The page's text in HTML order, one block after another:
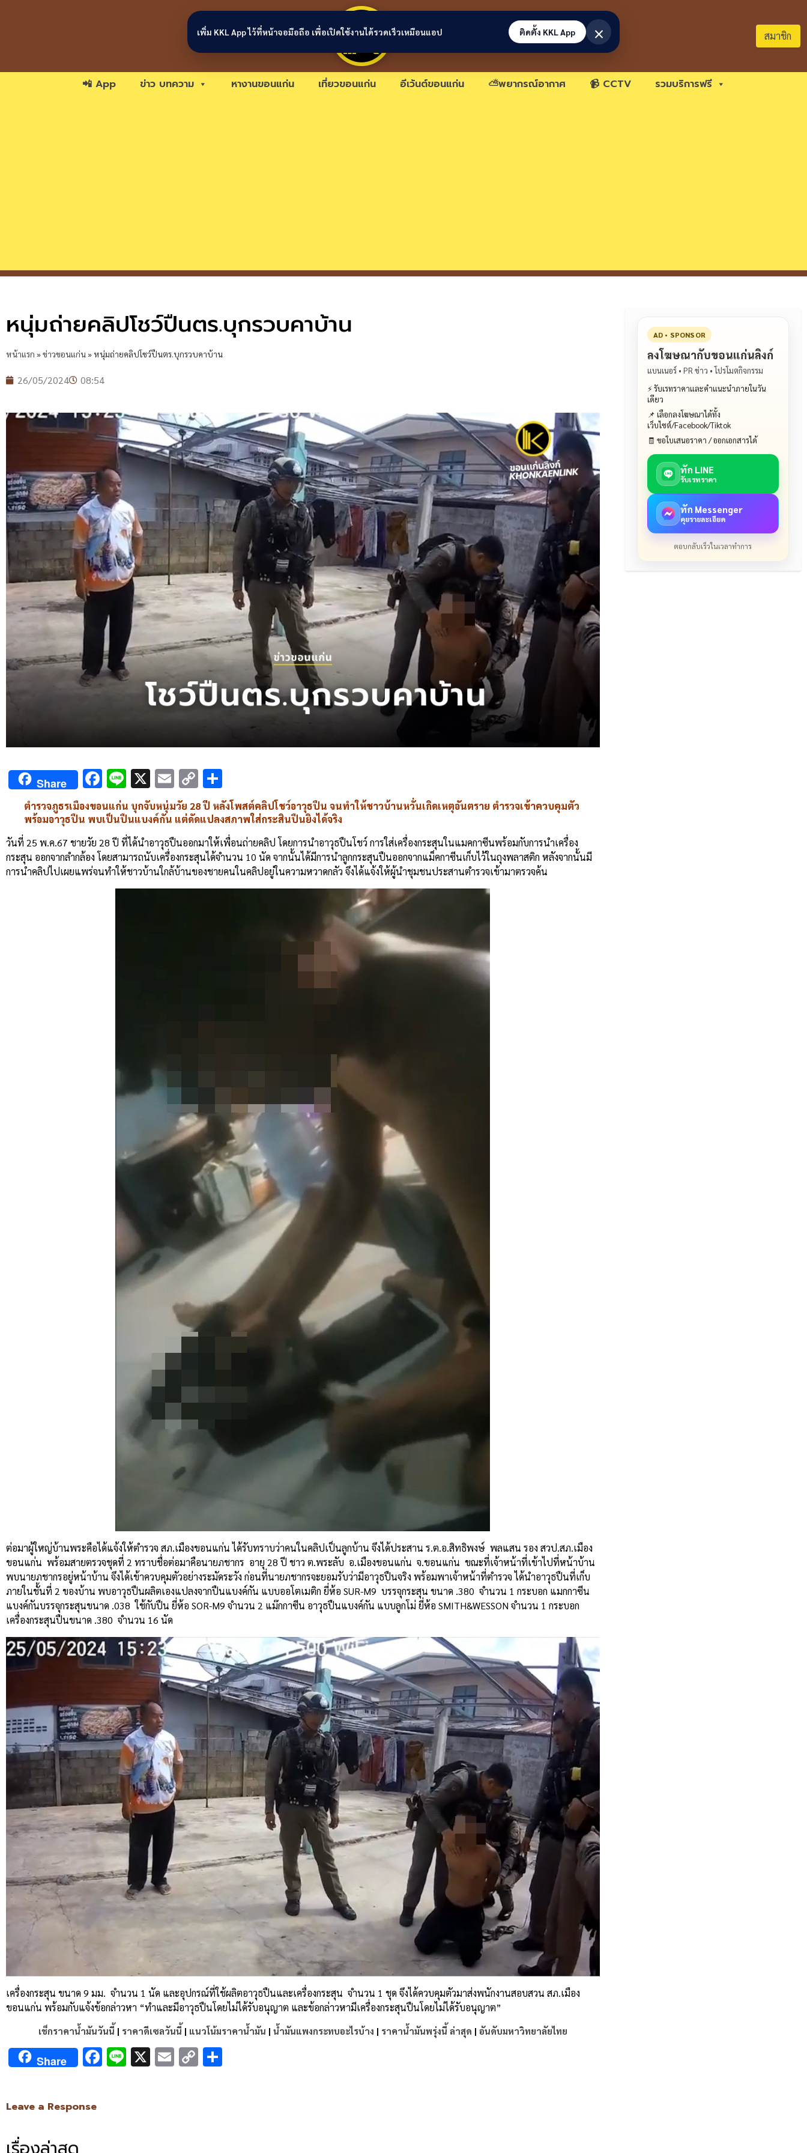
ขอนแก่นลิงก์ สมาชิก
📲 App ข่าว บทความ หางานขอนแก่น เที่ยวขอนแก่น อีเว้นต์ขอนแก่น ⛅พยากรณ์อากาศ 📹 CCTV รวมบริการฟรี
หนุ่มถ่ายคลิปโชว์ปืนตร.บุกรวบคาบ้าน
หน้าแรก »ข่าวขอนแก่น» หนุ่มถ่ายคลิปโชว์ปืนตร.บุกรวบคาบ้าน
26/05/2024 08:54
Share Facebook
Line
X Email
Copy
Link
ตำรวจภูธรเมืองขอนแก่น บุกจับหนุ่มวัย 28 ปี หลังโพสต์คลิปโชว์อาวุธปืน จนทำให้ชาวบ้านหวั่นเกิดเหตุอันตราย ตำรวจเข้าควบคุมตัว
พร้อมอาวุธปืน พบเป็นปืนแบงค์กัน แต่ดัดแปลงสภาพใส่กระสินปืนยิงได้จริง
วันที่ 25 พ.ค.67 ชายวัย 28 ปี ที่ได้นำอาวุธปืนออกมาให้เพื่อนถ่ายคลิป โดยการนำอาวุธปืนโชว์ การใส่เครื่องกระสุนในแมคกาซีนพร้อมกับการนำเครื่อง
กระสุน ออกจากลำกล้อง โดยสามารถนับเครื่องกระสุนได้จำนวน 10 นัด จากนั้นได้มีการนำลูกกระสุนปืนออกจากแม็คกาซีนเก็บไว้ในถุงพลาสติก หลังจากนั้นมี
การนำคลิปไปเผยแพร่จนทำให้ชาวบ้านใกล้บ้านของชายคนในคลิปอยู่ในความหวาดกลัว จึงได้แจ้งให้ผู้นำชุมชนประสานตำรวจเข้ามาตรวจค้น
ต่อมาผู้ใหญ่บ้านพระคือได้แจ้งให้ตำรวจ สภ.เมืองขอนแก่น ได้รับทราบว่าคนในคลิปเป็นลูกบ้าน จึงได้ประสาน ร.ต.อ.สิทธิพงษ์ พลแสน รอง สวป.สภ.เมือง
ขอนแก่น พร้อมสายตรวจชุดที่ 2 ทราบชื่อต่อมาคือนายภชากร อายุ 28 ปี ชาว ต.พระลับ อ.เมืองขอนแก่น จ.ขอนแก่น ขณะที่เจ้าหน้าที่เข้าไปที่หน้าบ้าน
พบนายภชากรอยู่หน้าบ้าน จึงได้เข้าควบคุมตัวอย่างระมัดระวัง ก่อนที่นายภชากรจะยอมรับว่ามีอาวุธปืนจริง พร้อมพาเจ้าหน้าที่ตำรวจ ได้นำอาวุธปืนที่เก็บ
ภายในชั้นที่ 2 ของบ้าน พบอาวุธปืนผลิตเองแปลงจากปืนแบงค์กัน แบบออโตเมติก ยี่ห้อ SUR-M9 บรรจุกระสุน ขนาด .380 จำนวน 1 กระบอก แมกกาซีน
แบงค์กันบรรจุกระสุนขนาด .038 ใช้กับปืน ยี่ห้อ SOR-M9 จำนวน 2 แม๊กกาซีน อาวุธปืนแบงค์กัน แบบลูกโม่ ยี่ห้อ SMITH&WESSON จำนวน 1 กระบอก
เครื่องกระสุนปืนขนาด .380 จำนวน 16 นัด
เครื่องกระสุน ขนาด 9 มม. จำนวน 1 นัด และอุปกรณ์ที่ใช้ผลิตอาวุธปืนและเครื่องกระสุน จำนวน 1 ชุด จึงได้ควบคุมตัวมาส่งพนักงานสอบสวน สภ.เมือง
ขอนแก่น พร้อมกับแจ้งข้อกล่าวหา “ทำและมีอาวุธปืนโดยไม่ได้รับอนุญาต และข้อกล่าวหามีเครื่องกระสุนปืนโดยไม่ได้รับอนุญาต”
เช็กราคาน้ำมันวันนี้ | ราคาดีเซลวันนี้ | แนวโน้มราคาน้ำมัน | น้ำมันแพงกระทบอะไรบ้าง | ราคาน้ำมันพรุ่งนี้ ล่าสุด | อันดับมหาวิทยาลัยไทย
Share Facebook
Line
X Email
Copy
Leave a Response
AD • SPONSOR
ลงโฆษณากับขอนแก่นลิงก์
แบนเนอร์ • PR ข่าว • โปรโมตกิจกรรม
⚡ รับเรทราคาและคำแนะนำภายในวัน
เดียว
📌 เลือกลงโฆษณาได้ทั้ง
เว็บไซต์/Facebook/Tiktok
🧾 ขอใบเสนอราคา / ออกเอกสารได้
ทัก LINE
รับเรทราคา
ทัก Messenger
คุยรายละเอียด
ตอบกลับเร็วในเวลาทำการ
เพิ่ม KKL App ไว้ที่หน้าจอมือถือ เพื่อเปิดใช้งานได้รวดเร็วเหมือนแอป ติดตั้ง KKL App ×